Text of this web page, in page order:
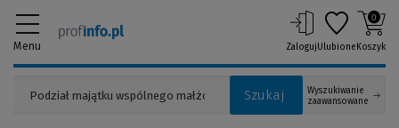
Menu
Szukaj
Wyszukiwanie
zaawansowane
ZalogujUlubione
0
Koszyk